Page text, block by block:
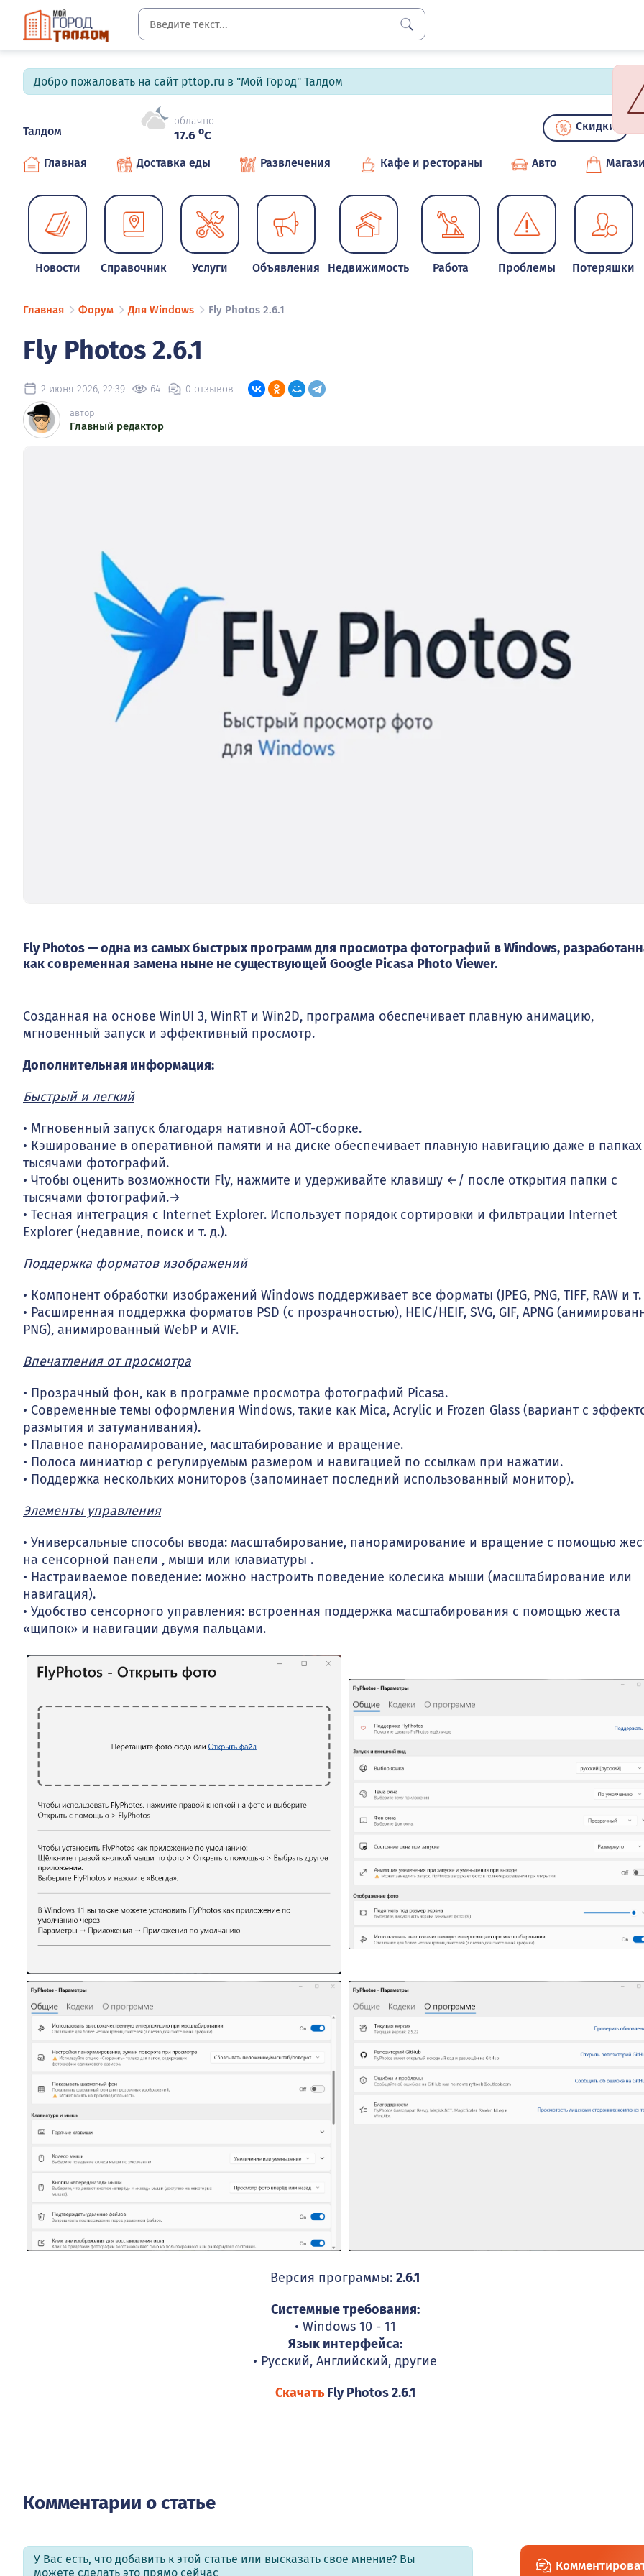
Добро пожаловать на сайт pttop.ru в "Мой Город" Талдом
Талдом
облачно
17.6 oC
Скидки
Главная Доставка еды Развлечения Кафе и рестораны Авто
Новости Справочник Услуги Объявления Недвижимость Работа Проблемы Потеряшки
Главная Форум Для Windows Fly Photos 2.6.1
Fly Photos 2.6.1
2 июня 2026, 22:39 64 0 отзывов
автор
Главный редактор
Fly Photos — одна из самых быстрых программ для просмотра фотографий в Windows,
как современная замена ныне не существующей Google Picasa Photo Viewer.
Созданная на основе WinUI 3, WinRT и Win2D, программа обеспечивает плавную анимацию,
мгновенный запуск и эффективный просмотр.
Дополнительная информация:
Быстрый и легкий
• Мгновенный запуск благодаря нативной AOT-сборке.
• Кэширование в оперативной памяти и на диске обеспечивает плавную навигацию даже в папках
тысячами фотографий.
• Чтобы оценить возможности Fly, нажмите и удерживайте клавишу ←/ после открытия папки с
тысячами фотографий.→
• Тесная интеграция с Internet Explorer. Использует порядок сортировки и фильтрации Internet
Explorer (недавние, поиск и т. д.).
Поддержка форматов изображений
• Компонент обработки изображений Windows поддерживает все форматы (JPEG, PNG, TIFF, RAW и т.
• Расширенная поддержка форматов PSD (с прозрачностью), HEIC/HEIF, SVG, GIF, APNG
PNG), анимированный WebP и AVIF.
Впечатления от просмотра
• Прозрачный фон, как в программе просмотра фотографий Picasa.
• Современные темы оформления Windows, такие как Mica, Acrylic и Frozen Glass (вариант с
размытия и затуманивания).
• Плавное панорамирование, масштабирование и вращение.
• Полоса миниатюр с регулируемым размером и навигацией по ссылкам при нажатии.
• Поддержка нескольких мониторов (запоминает последний использованный монитор).
Элементы управления
• Универсальные способы ввода: масштабирование, панорамирование и вращение с помощью
на сенсорной панели , мыши или клавиатуры .
• Настраиваемое поведение: можно настроить поведение колесика мыши (масштабирование или
навигация).
• Удобство сенсорного управления: встроенная поддержка масштабирования с помощью жеста
«щипок» и навигации двумя пальцами.
Версия программы: 2.6.1
Системные требования:
• Windows 10 - 11
Язык интерфейса:
• Русский, Английский, другие
СкачатьFly Photos 2.6.1
Комментарии о статье
У Вас есть, что добавить к этой статье или высказать свое мнение? Вы
можете сделать это прямо сейчас